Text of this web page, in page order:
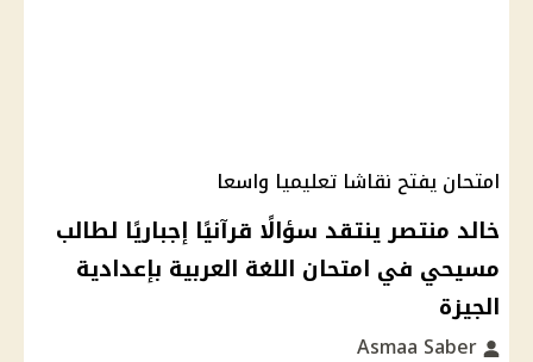
امتحان يفتح نقاشا تعليميا واسعا
خالد منتصر ينتقد سؤالًا قرآنيًا إجباريًا لطالب
مسيحي في امتحان اللغة العربية بإعدادية
الجيزة